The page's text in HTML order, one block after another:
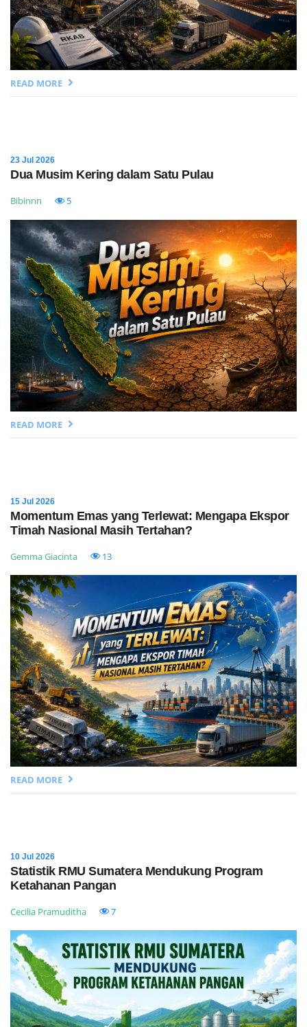
READ MORE
23 Jul 2026
Dua Musim Kering dalam Satu Pulau
Bibinnn 5
READ MORE
15 Jul 2026
Momentum Emas yang Terlewat: Mengapa Ekspor
Timah Nasional Masih Tertahan?
Gemma Giacinta 13
READ MORE
10 Jul 2026
Statistik RMU Sumatera Mendukung Program
Ketahanan Pangan
Cecilia Pramuditha 7